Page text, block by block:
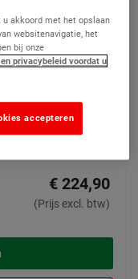
flexibele
€ 224,90
(Prijs excl. btw)
u akkoord met het opslaan
websitenavigatie, het
bij onze
privacybeleid voordat u
accepteren